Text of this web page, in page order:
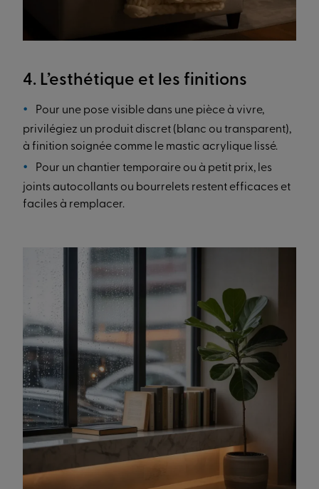
4. L’esthétique et les finitions
Pour une pose visible dans une pièce à vivre,
privilégiez un produit discret (blanc ou transparent),
à finition soignée comme le mastic acrylique lissé.
Pour un chantier temporaire ou à petit prix, les
joints autocollants ou bourrelets restent efficaces et
faciles à remplacer.